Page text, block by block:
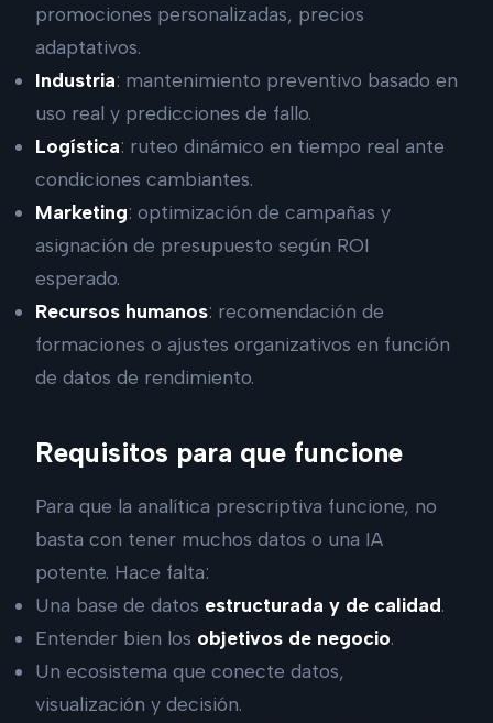
promociones personalizadas, precios
adaptativos.
Industria: mantenimiento preventivo basado en
uso real y predicciones de fallo.
Logística: ruteo dinámico en tiempo real ante
condiciones cambiantes.
Marketing: optimización de campañas y
asignación de presupuesto según ROI
esperado.
Recursos humanos: recomendación de
formaciones o ajustes organizativos en función
de datos de rendimiento.
Requisitos para que funcione
Para que la analítica prescriptiva funcione, no
basta con tener muchos datos o una IA
potente. Hace falta:
Una base de datos estructurada y de calidad.
Entender bien los objetivos de negocio.
Un ecosistema que conecte datos,
visualización y decisión.